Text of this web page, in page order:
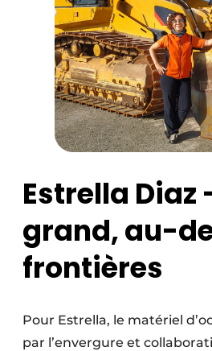
Estrella Diaz
grand, au-
frontières
Pour Estrella, le matériel
par l’envergure et